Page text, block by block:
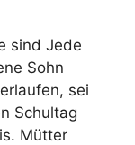
sind Jede
Sohn
sei
Schultag
Mütter